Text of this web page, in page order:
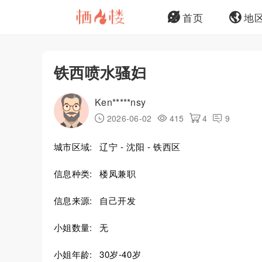
首页 地
铁西喷水骚妇
Ken*****nsy
2026-06-02 415 4 9
城市区域: 辽宁 - 沈阳 - 铁西区
信息种类: 楼凤兼职
信息来源: 自己开发
小姐数量: 无
小姐年龄: 30岁-40岁